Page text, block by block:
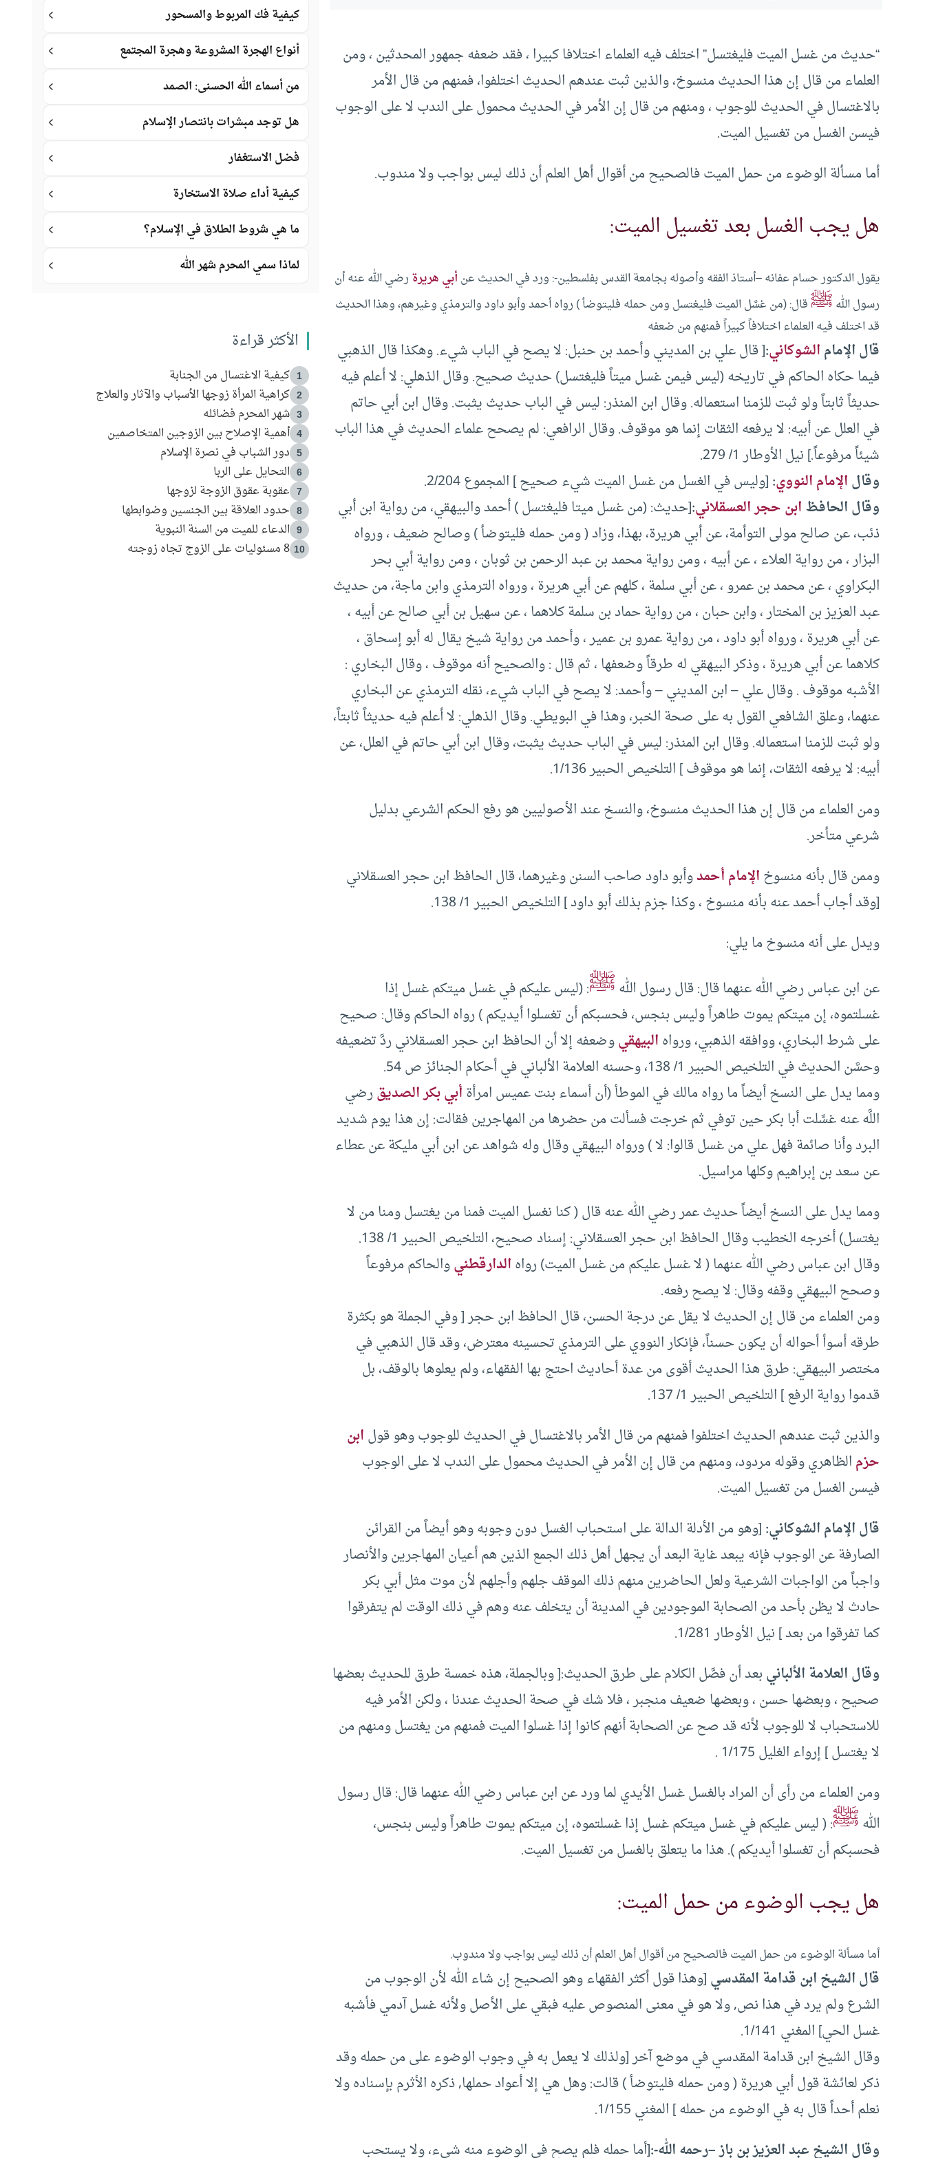
“حديث من غسل الميت فليغتسل” اختلف فيه العلماء اختلافا كبيرا ، فقد ضعفه جمهور المحدثين ، ومن
العلماء من قال إن هذا الحديث منسوخ، والذين ثبت عندهم الحديث اختلفوا، فمنهم من قال الأمر
بالاغتسال في الحديث للوجوب ، ومنهم من قال إن الأمر في الحديث محمول على الندب لا على الوجوب
فيسن الغسل من تغسيل الميت.
أما مسألة الوضوء من حمل الميت فالصحيح من أقوال أهل العلم أن ذلك ليس بواجب ولا مندوب.
هل يجب الغسل بعد تغسيل الميت:
يقول الدكتور حسام عفانه –أستاذ الفقه وأصوله بجامعة القدس بفلسطين-: ورد في الحديث عن أبي هريرة رضي الله عنه أن
رسول الله ﷺقال: (من غسَّل الميت فليغتسل ومن حمله فليتوضأ ) رواه أحمد وأبو داود والترمذي وغيرهم، وهذا الحديث
قد اختلف فيه العلماء اختلافاً كبيراً فمنهم من ضعفه
قال الإمامالشوكاني:[ قال علي بن المديني وأحمد بن حنبل‏:‏ لا يصح في الباب شيء‏.‏ وهكذا قال الذهبي
فيما حكاه الحاكم في تاريخه ‏(‏ليس فيمن غسل ميتاً فليغتسل‏)‏ حديث صحيح‏.‏ وقال الذهلي‏:‏ لا أعلم فيه
حديثاً ثابتاً ولو ثبت للزمنا استعماله‏.‏ وقال ابن المنذر‏:‏ ليس في الباب حديث يثبت‏.‏ وقال ابن أبي حاتم
في العلل عن أبيه‏:‏ لا يرفعه الثقات إنما هو موقوف‏.‏ وقال الرافعي‏:‏ لم يصحح علماء الحديث في هذا الباب
شيئاً مرفوعاً‏.‏] نيل الأوطار 1/ 279.
وقالالإمام النووي:[وليس في الغسل من غسل الميت شيء صحيح ] المجموع 2/204.
وقال الحافظابن حجر العسقلاني:[حديث: (من غسل ميتا فليغتسل ) أحمد والبيهقي، من رواية ابن أبي
ذئب، عن صالح مولى التوأمة، عن أبي هريرة، بهذا، وزاد ( ومن حمله فليتوضأ ) وصالح ضعيف ، ورواه
البزار ، من رواية العلاء ، عن أبيه ، ومن رواية محمد بن عبد الرحمن بن ثوبان ، ومن رواية أبي بحر
البكراوي ، عن محمد بن عمرو ، عن أبي سلمة ، كلهم عن أبي هريرة ، ورواه الترمذي وابن ماجة، من حديث
عبد العزيز بن المختار ، وابن حبان ، من رواية حماد بن سلمة كلاهما ، عن سهيل بن أبي صالح عن أبيه ،
عن أبي هريرة ، ورواه أبو داود ، من رواية عمرو بن عمير ، وأحمد من رواية شيخ يقال له أبو إسحاق ،
كلاهما عن أبي هريرة ، وذكر البيهقي له طرقاً وضعفها ، ثم قال : والصحيح أنه موقوف ، وقال البخاري :
الأشبه موقوف . وقال علي – ابن المديني – وأحمد: لا يصح في الباب شيء، نقله الترمذي عن البخاري
عنهما، وعلق الشافعي القول به على صحة الخبر، وهذا في البويطي. وقال الذهلي: لا أعلم فيه حديثاً ثابتاً،
ولو ثبت للزمنا استعماله. وقال ابن المنذر: ليس في الباب حديث يثبت، وقال ابن أبي حاتم في العلل، عن
أبيه: لا يرفعه الثقات، إنما هو موقوف ] التلخيص الحبير 1/136.
ومن العلماء من قال إن هذا الحديث منسوخ، والنسخ عند الأصوليين هو رفع الحكم الشرعي بدليل
شرعي متأخر.
وممن قال بأنه منسوخالإمام أحمدوأبو داود صاحب السنن وغيرهما، قال الحافظ ابن حجر العسقلاني
[وقد أجاب أحمد عنه بأنه منسوخ ، وكذا جزم بذلك أبو داود ] التلخيص الحبير 1/ 138.
ويدل على أنه منسوخ ما يلي:
عن ابن عباس رضي الله عنهما قال: قال رسول اللهﷺ: (ليس عليكم في غسل ميتكم غسل إذا
غسلتموه، إن ميتكم يموت طاهراً وليس بنجس، فحسبكم أن تغسلوا أيديكم ) رواه الحاكم وقال: صحيح
على شرط البخاري، ووافقه الذهبي، ورواهالبيهقيوضعفه إلا أن الحافظ ابن حجر العسقلاني ردَّ تضعيفه
وحسَّن الحديث في التلخيص الحبير 1/ 138، وحسنه العلامة الألباني في أحكام الجنائز ص 54.
ومما يدل على النسخ أيضاً ما رواه مالك في الموطأ ‏(‏أن أسماء بنت عميس امرأةأبي بكر الصديقرضي
اللَّه عنه غسَّلت أبا بكر حين توفي ثم خرجت فسألت من حضرها من المهاجرين فقالت‏:‏ إن هذا يوم شديد
البرد وأنا صائمة فهل علي من غسل قالوا‏:‏ لا‏ )‏‏‏ ورواه البيهقي وقال وله شواهد عن ابن أبي مليكة عن عطاء
عن سعد بن إبراهيم وكلها مراسيل‏.‏
ومما يدل على النسخ أيضاً حديث ‏عمر رضي الله عنه قال (‏ كنا نغسل الميت فمنا من يغتسل ومنا من لا
يغتسل‏)‏ أخرجه الخطيب وقال الحافظ ابن حجر العسقلاني: إسناد صحيح، التلخيص الحبير 1/ 138.
وقال ابن عباس رضي الله عنهما ‏( لا غسل عليكم من غسل الميت‏)‏ رواهالدارقطنيوالحاكم مرفوعاً
وصحح البيهقي وقفه وقال‏:‏ لا يصح رفعه‏.‏
ومن العلماء من قال إن الحديث لا يقل عن درجة الحسن، قال الحافظ ابن حجر [ وفي الجملة هو بكثرة
طرقه أسوأ أحواله أن يكون حسناً، فإنكار النووي على الترمذي تحسينه معترض، وقد قال الذهبي في
مختصر البيهقي: طرق هذا الحديث أقوى من عدة أحاديث احتج بها الفقهاء، ولم يعلوها بالوقف، بل
قدموا رواية الرفع ] التلخيص الحبير 1/ 137.
والذين ثبت عندهم الحديث اختلفوا فمنهم من قال الأمر بالاغتسال في الحديث للوجوب وهو قولابن
حزمالظاهري وقوله مردود، ومنهم من قال إن الأمر في الحديث محمول على الندب لا على الوجوب
فيسن الغسل من تغسيل الميت.
قال الإمام الشوكاني:[وهو من الأدلة الدالة على استحباب الغسل دون وجوبه وهو أيضاً من القرائن
الصارفة عن الوجوب فإنه يبعد غاية البعد أن يجهل أهل ذلك الجمع الذين هم أعيان المهاجرين والأنصار
واجباً من الواجبات الشرعية ولعل الحاضرين منهم ذلك الموقف جلهم وأجلهم لأن موت مثل أبي بكر
حادث لا يظن بأحد من الصحابة الموجودين في المدينة أن يتخلف عنه وهم في ذلك الوقت لم يتفرقوا
كما تفرقوا من بعد‏ ] نيل الأوطار 1/281.
وقال العلامة الألبانيبعد أن فصَّل الكلام على طرق الحديث:[ وبالجملة، هذه خمسة طرق للحديث بعضها
صحيح ، وبعضها حسن ، وبعضها ضعيف منجبر ، فلا شك في صحة الحديث عندنا ، ولكن الأمر فيه
للاستحباب لا للوجوب لأنه قد صح عن الصحابة أنهم كانوا إذا غسلوا الميت فمنهم من يغتسل ومنهم من
لا يغتسل ] إرواء الغليل 1/175 .
ومن العلماء من رأى أن المراد بالغسل غسل الأيدي لما ورد عن ابن عباس رضي الله عنهما قال: قال رسول
اللهﷺ: ( ليس عليكم في غسل ميتكم غسل إذا غسلتموه، إن ميتكم يموت طاهراً وليس بنجس،
فحسبكم أن تغسلوا أيديكم ). هذا ما يتعلق بالغسل من تغسيل الميت.
هل يجب الوضوء من حمل الميت:
أما مسألة الوضوء من حمل الميت فالصحيح من أقوال أهل العلم أن ذلك ليس بواجب ولا مندوب.
قال الشيخ ابن قدامة المقدسي[وهذا قول أكثر الفقهاء وهو الصحيح إن شاء الله لأن الوجوب من
الشرع ولم يرد في هذا نص‏,‏ ولا هو في معنى المنصوص عليه فبقي على الأصل ولأنه غسل آدمي فأشبه
غسل الحي] المغني 1/141.
وقال الشيخ ابن قدامة المقدسي في موضع آخر [ولذلك لا يعمل به في وجوب الوضوء على من حمله وقد
ذكر لعائشة قول أبي هريرة ‏( ومن حمله فليتوضأ ‏) قالت‏:‏ وهل هي إلا أعواد حملها‏,‏ ذكره الأثرم بإسناده ولا
نعلم أحداً قال به في الوضوء من حمله ] المغني 1/155.
وقال الشيخ عبد العزيز بن باز –رحمه الله-:[أما حمله فلم يصح في الوضوء منه شيء، ولا يستحب
كيفية فك المربوط والمسحور
أنواع الهجرة المشروعة وهجرة المجتمع
من أسماء الله الحسنى: الصمد
هل توجد مبشرات بانتصار الإسلام
فضل الاستغفار
كيفية أداء صلاة الاستخارة
ما هي شروط الطلاق في الإسلام؟
لماذا سمي المحرم شهر الله
الأكثر قراءة
1 كيفية الاغتسال من الجنابة
2 كراهية المرأة زوجها الأسباب والآثار والعلاج
3 شهر المحرم فضائله
4 أهمية الإصلاح بين الزوجين المتخاصمين
5 دور الشباب في نصرة الإسلام
6 التحايل على الربا
7 عقوبة عقوق الزوجة لزوجها
8 حدود العلاقة بين الجنسين وضوابطها
9 الدعاء للميت من السنة النبوية
10 8 مسئوليات على الزوج تجاه زوجته